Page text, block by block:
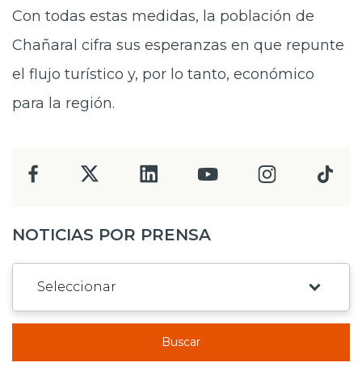
Con todas estas medidas, la población de
Chañaral cifra sus esperanzas en que repunte
el flujo turístico y, por lo tanto, económico
para la región.
NOTICIAS POR PRENSA
Buscar